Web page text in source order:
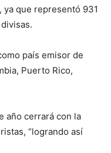
que representó 931
país emisor de
Puerto Rico,
año cerrará con la
“logrando así